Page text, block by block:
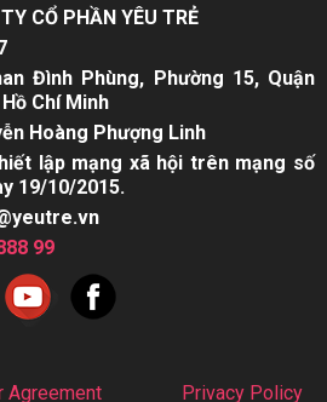
CỔ PHẦN YÊU TRẺ
Đình Phùng, Phường 15, Quận
Chí Minh
Hoàng Phượng Linh
lập mạng xã hội trên mạng số
19/10/2015.
99
Agreement Privacy Policy